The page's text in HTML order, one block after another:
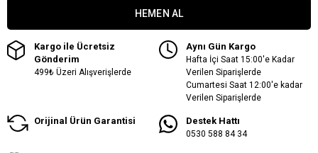
Kargo ile Ücretsiz
Gönderim
499₺ Üzeri Alışverişlerde
Aynı Gün Kargo
Hafta İçi Saat 15:00'e Kadar
Verilen Siparişlerde
Cumartesi Saat 12:00'e kadar
Verilen Siparişlerde
Orijinal Ürün Garantisi Destek Hattı
0530 588 84 34